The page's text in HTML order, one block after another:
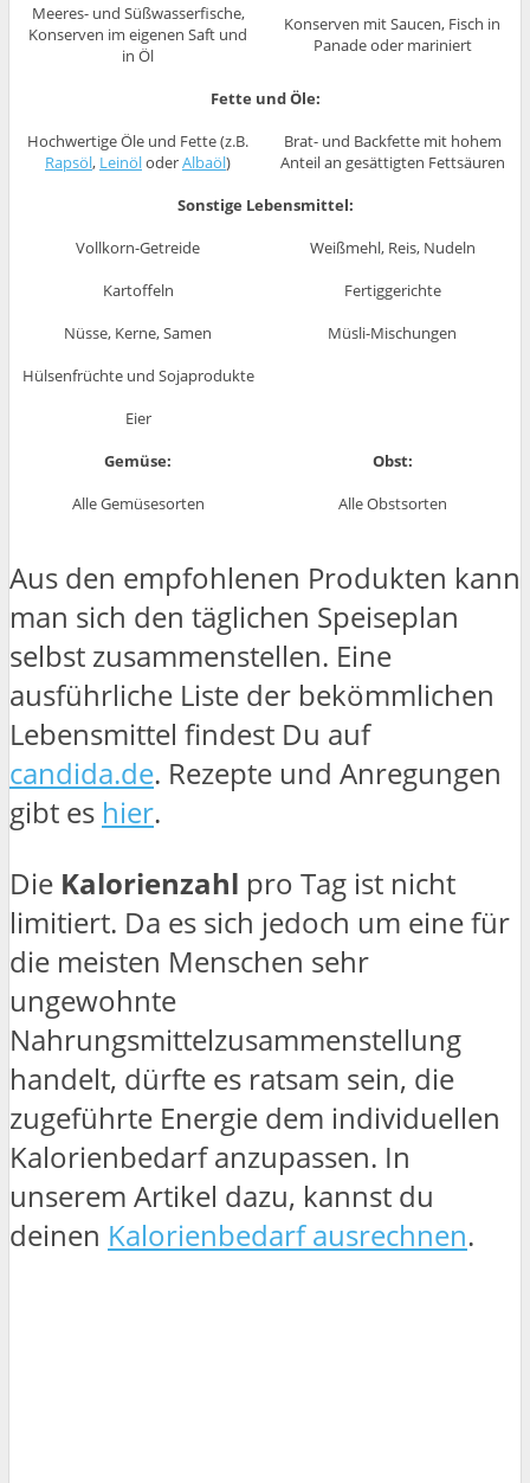
Meeres- und Süßwasserfische,
Konserven im eigenen Saft und
in Öl
Konserven mit Saucen, Fisch in
Panade oder mariniert
Fette und Öle:
Hochwertige Öle und Fette (z.B.
Rapsöl, LeinöloderAlbaöl)
Brat- und Backfette mit hohem
Anteil an gesättigten Fettsäuren
Sonstige Lebensmittel:
Vollkorn-Getreide
Weißmehl, Reis, Nudeln
Kartoffeln
Fertiggerichte
Nüsse, Kerne, Samen
Müsli-Mischungen
Hülsenfrüchte und Sojaprodukte
Eier
Gemüse:
Obst:
Alle Gemüsesorten
Alle Obstsorten
Aus den empfohlenen Produkten kann
man sich den täglichen Speiseplan
selbst zusammenstellen. Eine
ausführliche Liste der bekömmlichen
Lebensmittel findest Du auf
candida.de. Rezepte und Anregungen
gibt es hier.
Die Kalorienzahl pro Tag ist nicht
limitiert. Da es sich jedoch um eine für
die meisten Menschen sehr
ungewohnte
Nahrungsmittelzusammenstellung
handelt, dürfte es ratsam sein, die
zugeführte Energie dem individuellen
Kalorienbedarf anzupassen. In
unserem Artikel dazu, kannst du
deinen Kalorienbedarf ausrechnen.